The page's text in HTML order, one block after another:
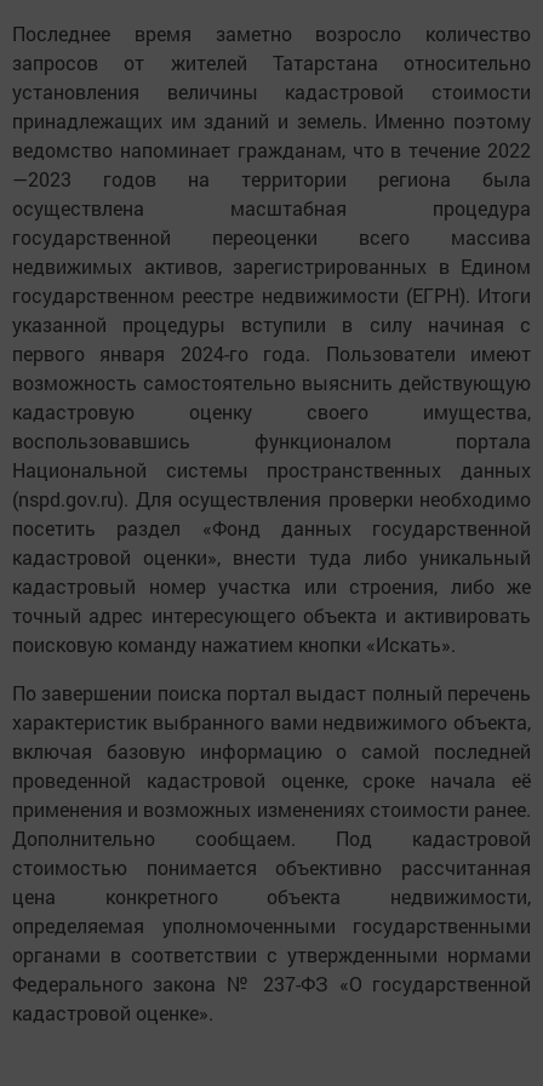
Последнее время заметно возросло количество
запросов от жителей Татарстана относительно
установления величины кадастровой стоимости
принадлежащих им зданий и земель. Именно поэтому
ведомство напоминает гражданам, что в течение 2022
—2023 годов на территории региона была
осуществлена масштабная процедура
государственной переоценки всего массива
недвижимых активов, зарегистрированных в Едином
государственном реестре недвижимости (ЕГРН). Итоги
указанной процедуры вступили в силу начиная с
первого января 2024-го года. Пользователи имеют
возможность самостоятельно выяснить действующую
кадастровую оценку своего имущества,
воспользовавшись функционалом портала
Национальной системы пространственных данных
(nspd.gov.ru). Для осуществления проверки необходимо
посетить раздел «Фонд данных государственной
кадастровой оценки», внести туда либо уникальный
кадастровый номер участка или строения, либо же
точный адрес интересующего объекта и активировать
поисковую команду нажатием кнопки «Искать».
По завершении поиска портал выдаст полный перечень
характеристик выбранного вами недвижимого объекта,
включая базовую информацию о самой последней
проведенной кадастровой оценке, сроке начала её
применения и возможных изменениях стоимости ранее.
Дополнительно сообщаем. Под кадастровой
стоимостью понимается объективно рассчитанная
цена конкретного объекта недвижимости,
определяемая уполномоченными государственными
органами в соответствии с утвержденными нормами
Федерального закона № 237-ФЗ «О государственной
кадастровой оценке».